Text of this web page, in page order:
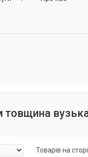
товщина